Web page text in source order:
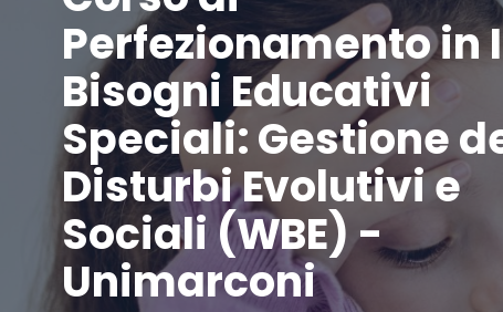
Perfezionamento in I
Bisogni Educativi
Speciali: Gestione
Disturbi Evolutivi e
Sociali (WBE) -
Unimarconi